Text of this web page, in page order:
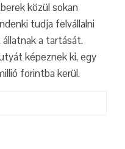
közül sokan
tudja felvállalni
a tartását.
képeznek ki, egy
forintba kerül.